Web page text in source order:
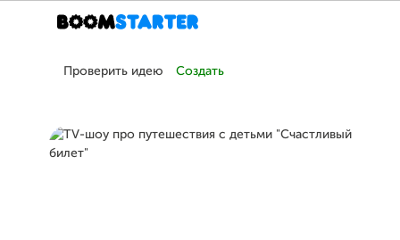
Проверить идею Создать